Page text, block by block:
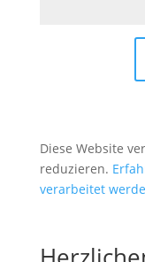
Diese Website
reduzieren.
verarbeitet